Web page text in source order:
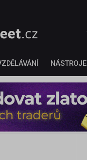
NÁSTROJE